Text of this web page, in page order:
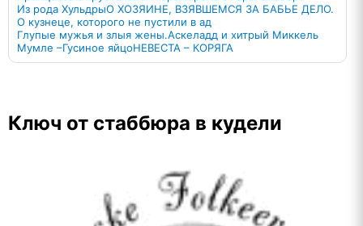
Из рода ХульдрыО ХОЗЯИНЕ, ВЗЯВШЕМСЯ ЗА БАБЬЕ ДЕЛО.
О кузнеце, которого не пустили в ад
Глупые мужья и злыя жены.Аскеладд и хитрый Миккель
Мумле –Гусиное яйцоНЕВЕСТА – КОРЯГА
Ключ от стаббюра в кудели